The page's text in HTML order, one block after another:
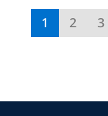
1 2 3